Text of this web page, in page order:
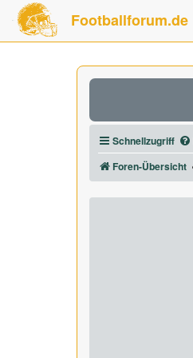
Footballforum.de
Schnellzugriff
Foren-Übersicht